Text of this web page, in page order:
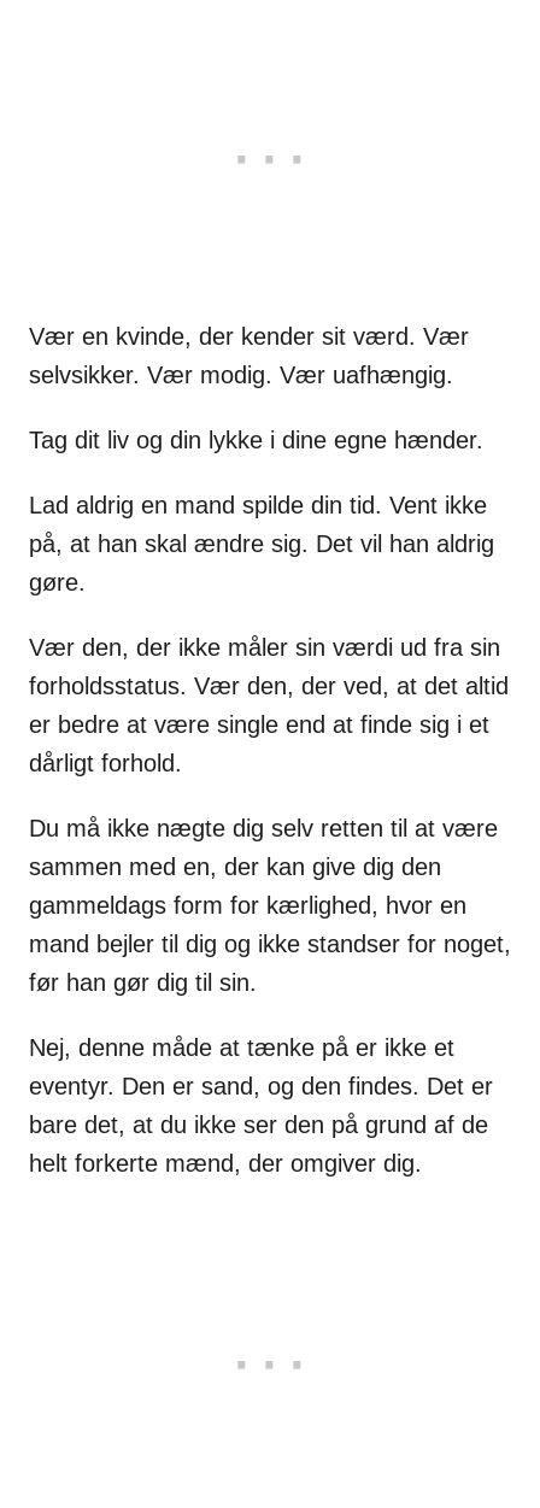
Vær en kvinde, der kender sit værd. Vær
selvsikker. Vær modig. Vær uafhængig.
Tag dit liv og din lykke i dine egne hænder.
Lad aldrig en mand spilde din tid. Vent ikke
på, at han skal ændre sig. Det vil han aldrig
gøre.
Vær den, der ikke måler sin værdi ud fra sin
forholdsstatus. Vær den, der ved, at det altid
er bedre at være single end at finde sig i et
dårligt forhold.
Du må ikke nægte dig selv retten til at være
sammen med en, der kan give dig den
gammeldags form for kærlighed, hvor en
mand bejler til dig og ikke standser for noget,
før han gør dig til sin.
Nej, denne måde at tænke på er ikke et
eventyr. Den er sand, og den findes. Det er
bare det, at du ikke ser den på grund af de
helt forkerte mænd, der omgiver dig.